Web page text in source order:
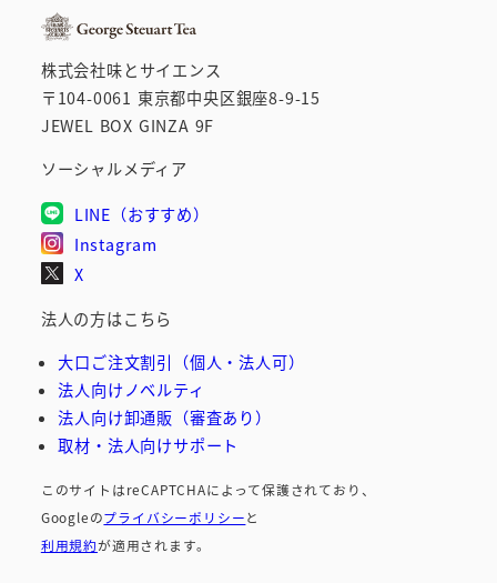
株式会社味とサイエンス
〒104-0061 東京都中央区銀座8-9-15
JEWEL BOX GINZA 9F
ソーシャルメディア
LINE（おすすめ）
Instagram
X
法人の方はこちら
大口ご注文割引（個人・法人可）
法人向けノベルティ
法人向け卸通販（審査あり）
取材・法人向けサポート
このサイトはreCAPTCHAによって保護されており、
Googleのプライバシーポリシーと
利用規約が適用されます。